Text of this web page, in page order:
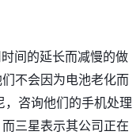
间的延长而减慢的做
不会因为电池老化而
咨询他们的手机处理
三星表示其公司正在